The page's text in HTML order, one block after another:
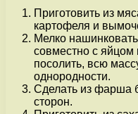
Приготовить из
картофеля и
Мелко
совместно с
посолить, всю
однородности.
Сделать из фарша
сторон.